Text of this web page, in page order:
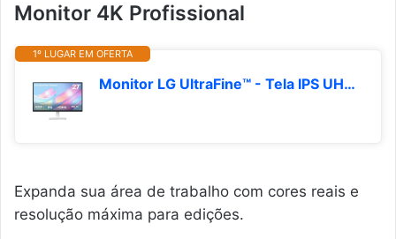
Monitor 4K Profissional
1º LUGAR EM OFERTA
Monitor LG UltraFine™ - Tela IPS UHD 4K 27", HDR10, DCI-P3 90%, Dynamic Action Sync – 27US500-W.
Expanda sua área de trabalho com cores reais e
resolução máxima para edições.